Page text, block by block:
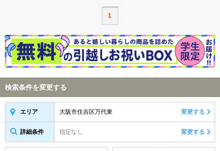
1
検索条件を変更する
エリア 大阪市住吉区万代東 変更する
詳細条件 指定なし 変更する